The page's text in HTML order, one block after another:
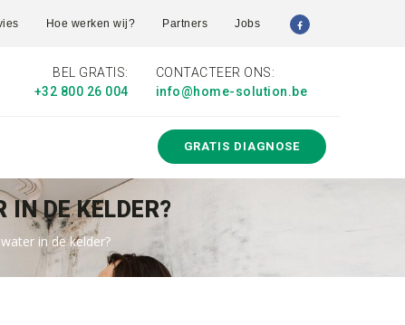
Hoe werken wij? Partners Jobs
BEL GRATIS:
+32 800 26 004
CONTACTEER ONS:
info@home-solution.be
GRATIS DIAGNOSE
IN DE KELDER?
in de kelder?